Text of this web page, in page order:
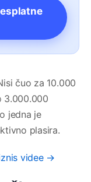
čuo za 10.000
3.000.000
jedna je
plasira.
videe →